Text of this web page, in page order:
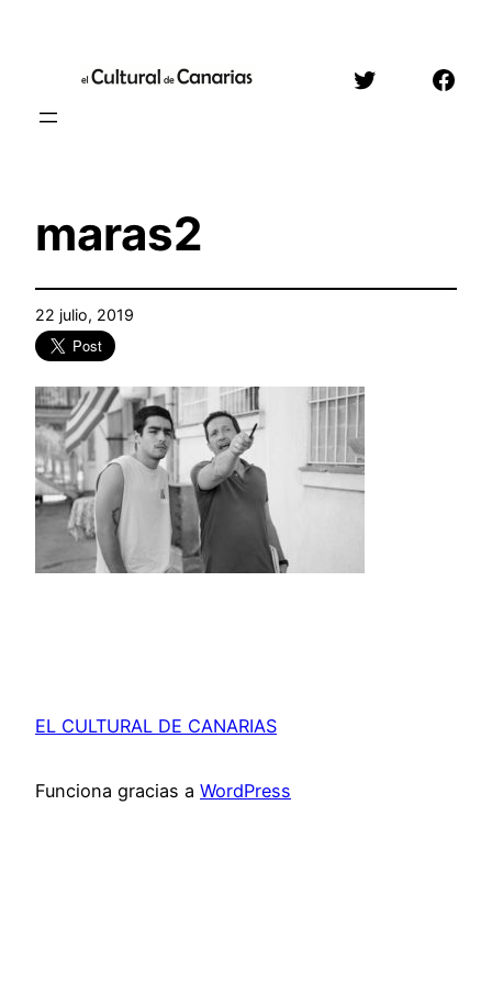
contenido
Twitter
maras2
22 julio, 2019
EL CULTURAL DE CANARIAS
Funciona gracias a WordPress